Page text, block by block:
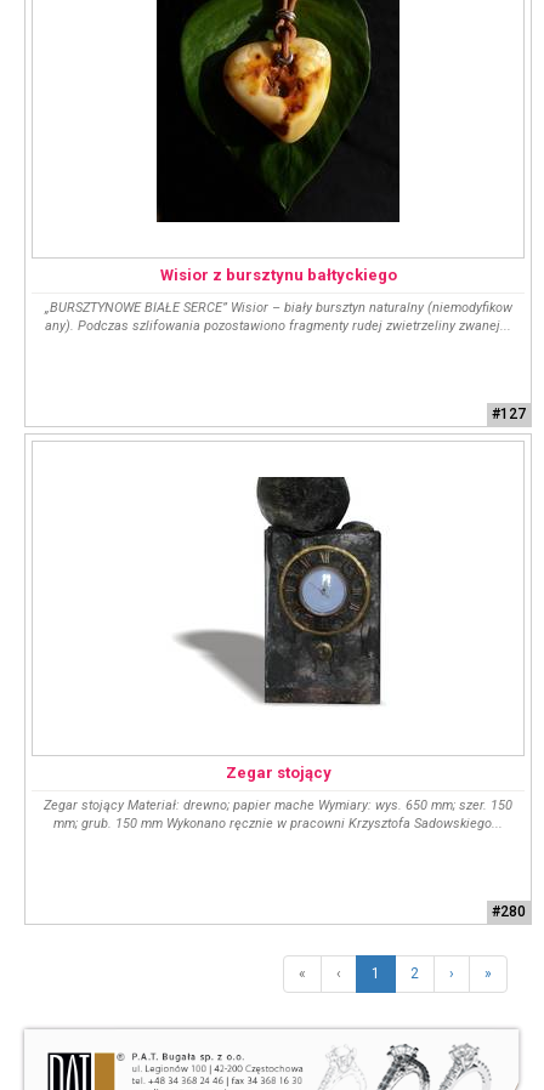
Wisior z bursztynu bałtyckiego
„BURSZTYNOWE BIAŁE SERCE” Wisior – biały bursztyn naturalny (niemodyfikow
any). Podczas szlifowania pozostawiono fragmenty rudej zwietrzeliny zwanej...
#127
Zegar stojący
Zegar stojący Materiał: drewno; papier mache Wymiary: wys. 650 mm; szer. 150
mm; grub. 150 mm Wykonano ręcznie w pracowni Krzysztofa Sadowskiego...
#280
« ‹ 1 2 › »